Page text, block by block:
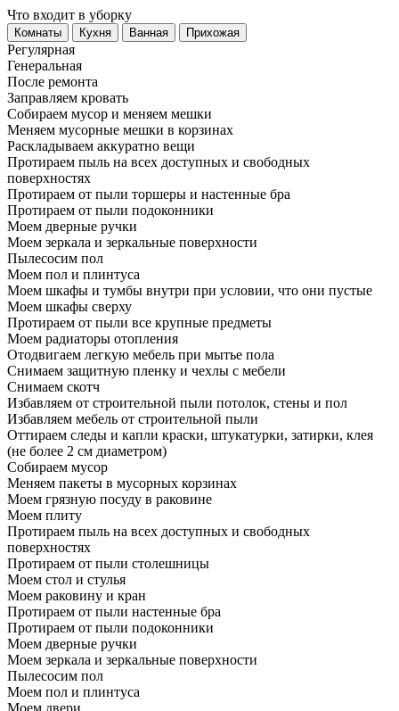
Что входит в уборку
Регу­лярная
Гене­ральная
После ремонта
Заправляем кровать
Собираем мусор и меняем мешки
Меняем мусорные мешки в корзинах
Раскладываем аккуратно вещи
Протираем пыль на всех доступных и свободных
поверхностях
Протираем от пыли торшеры и настенные бра
Протираем от пыли подоконники
Моем дверные ручки
Моем зеркала и зеркальные поверхности
Пылесосим пол
Моем пол и плинтуса
Моем шкафы и тумбы внутри при условии, что они пустые
Моем шкафы сверху
Протираем от пыли все крупные предметы
Моем радиаторы отопления
Отодвигаем легкую мебель при мытье пола
Снимаем защитную пленку и чехлы с мебели
Снимаем скотч
Избавляем от строительной пыли потолок, стены и пол
Избавляем мебель от строительной пыли
Оттираем следы и капли краски, штукатурки, затирки, клея
(не более 2 см диаметром)
Собираем мусор
Меняем пакеты в мусорных корзинах
Моем грязную посуду в раковине
Моем плиту
Протираем пыль на всех доступных и свободных
поверхностях
Протираем от пыли столешницы
Моем стол и стулья
Моем раковину и кран
Протираем от пыли настенные бра
Протираем от пыли подоконники
Моем дверные ручки
Моем зеркала и зеркальные поверхности
Пылесосим пол
Моем пол и плинтуса
Моем двери